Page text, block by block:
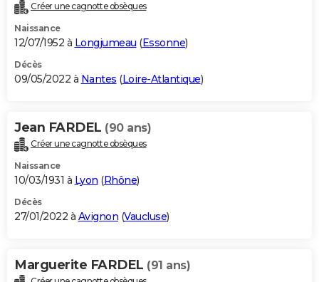
Créer une cagnotte obsèques
Naissance
12/07/1952 à Longjumeau (Essonne)
Décès
09/05/2022 à Nantes (Loire-Atlantique)
Jean FARDEL (90 ans)
Créer une cagnotte obsèques
Naissance
10/03/1931 à Lyon (Rhône)
Décès
27/01/2022 à Avignon (Vaucluse)
Marguerite FARDEL (91 ans)